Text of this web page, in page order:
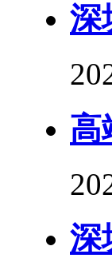
深
高
深